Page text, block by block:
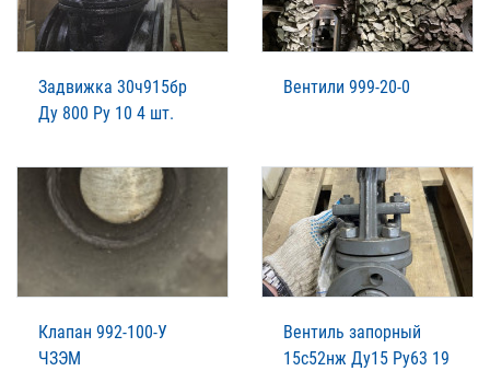
Задвижка 30ч915бр
Ду 800 Ру 10 4 шт.
Вентили 999-20-0
Клапан 992-100-У
ЧЗЭМ
Вентиль запорный
15с52нж Ду15 Ру63 19